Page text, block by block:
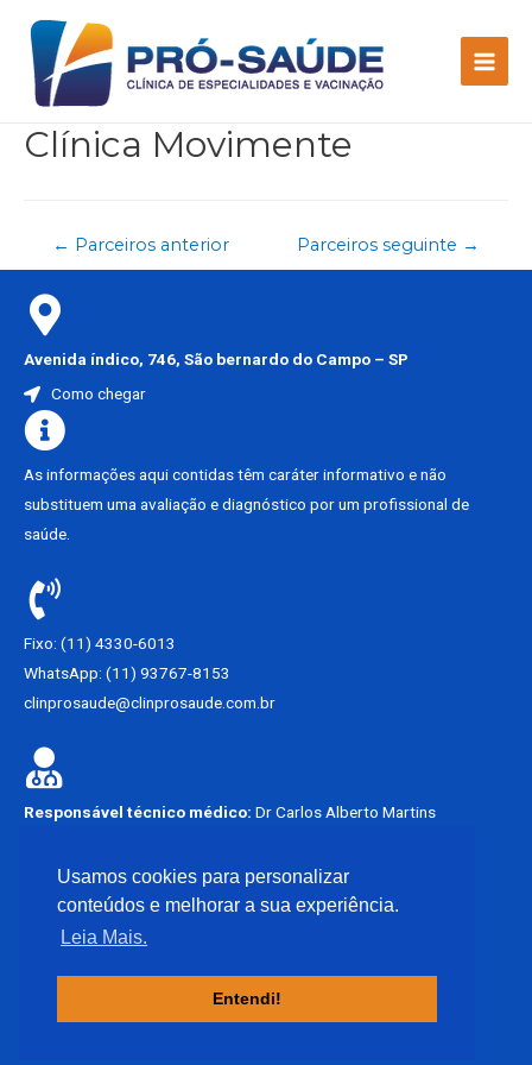
Usamos cookies para personalizar
conteúdos e melhorar a sua experiência.
Leia Mais.
Entendi!
Clínica Movimente
← Parceiros anterior Parceiros seguinte →
Avenida índico, 746, São bernardo do Campo – SP
Como chegar
As informações aqui contidas têm caráter informativo e não
substituem uma avaliação e diagnóstico por um profissional de
saúde.
Fixo: (11) 4330-6013
WhatsApp: (11) 93767-8153
clinprosaude@clinprosaude.com.br
Responsável técnico médico: Dr Carlos Alberto Martins
CRM – SP 62449
Não atendemos emergência.
Copyright © 2021 Clínica Pró-Saúde